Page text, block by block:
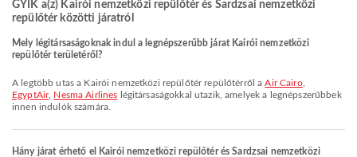
GYIK a(z) Kairói nemzetközi repülőtér és Sardzsai nemzetközi
repülőtér közötti járatról
Mely légitársaságoknak indul a legnépszerűbb járat Kairói nemzetközi
repülőtér területéről?
A legtöbb utas a Kairói nemzetközi repülőtér repülőtérről aAir Cairo,
EgyptAir, Nesma Airlines légitársaságokkal utazik, amelyek a legnépszerűbbek
innen indulók számára.
Hány járat érhető el Kairói nemzetközi repülőtér és Sardzsai nemzetközi